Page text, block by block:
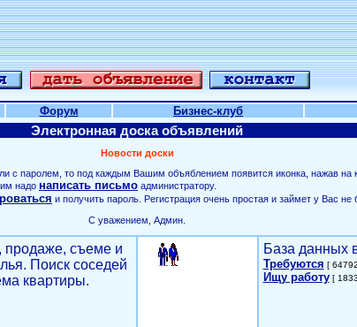
Форум Бизнес-клуб
Электронная доска объявлений
Новости доски
с паролем, то под каждым Вашим объяблением появится иконка, нажав на
надо написать письмо администратору.
и получить пароль. Регистрация очень простая и займет у Вас
С уважением, Админ.
продаже, съеме и
Поиск соседей
квартиры.
База данных
Требуются [
Ищу работу[